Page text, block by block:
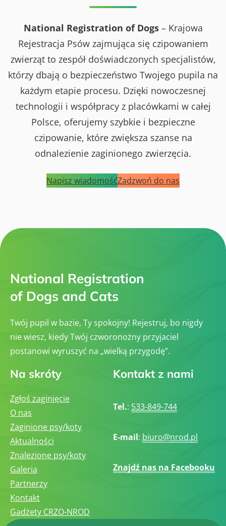
National Registration of Dogs– Krajowa
Rejestracja Psów zajmująca się czipowaniem
zwierząt to zespół doświadczonych specjalistów,
którzy dbają o bezpieczeństwo Twojego pupila na
każdym etapie procesu. Dzięki nowoczesnej
technologii i współpracy z placówkami w całej
Polsce, oferujemy szybkie i bezpieczne
czipowanie, które zwiększa szanse na
odnalezienie zaginionego zwierzęcia.
Napisz wiadomośćZadzwoń do nas
National Registration
of Dogs and Cats
Twój pupil w bazie, Ty spokojny! Rejestruj, bo nigdy
nie wiesz, kiedy Twój czworonożny przyjaciel
postanowi wyruszyć na „wielką przygodę”.
Na skróty
Zgłoś zaginięcie
O nas
Zaginione psy/koty
Aktualności
Znalezione psy/koty
Galeria
Partnerzy
Kontakt
Gadżety CRZO-NROD
Kontakt z nami
Tel.: 533-849-744
E-mail: biuro@nrod.pl
Znajdź nas na Facebooku